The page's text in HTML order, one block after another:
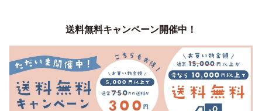
送料無料キャンペーン開催中！